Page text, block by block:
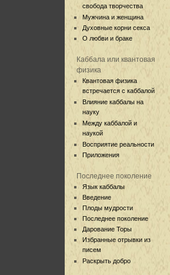
свобода творчества
Мужчина и женщина
Духовные корни секса
О любви и браке
Каббала или квантовая
физика
Квантовая физика
встречается с каббалой
Влияние каббалы на
науку
Между каббалой и
наукой
Восприятие реальности
Приложения
Последнее поколение
Язык каббалы
Введение
Плоды мудрости
Последнее поколение
Дарование Торы
Избранные отрывки из
писем
Раскрыть добро